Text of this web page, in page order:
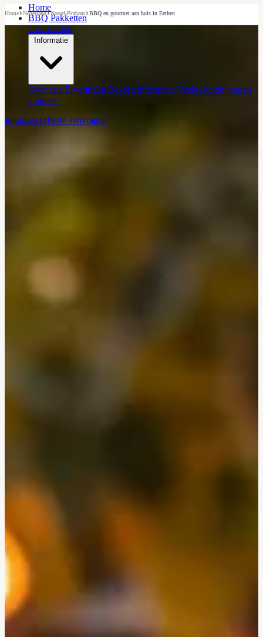
Home
BBQ Pakketten
Gourmetten
Informatie
Over ons Ervaringen Bezorg informatie Veelgestelde vragen
Contact
Inloggen Offerte aanvragen
Home›Nederland›Noord-Brabant›BBQ en gourmet aan huis in Eethen